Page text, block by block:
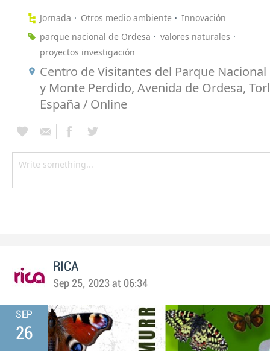
Jornada Otros medio ambiente
Innovación
parque nacional de Ordesa
valores naturales
proyectos investigación
Centro de Visitantes del Parque
y Monte Perdido, Avenida de Ordesa,
España / Online
RICA
Sep 25, 2023 at 06:34
SEP
26